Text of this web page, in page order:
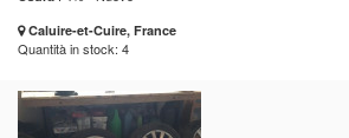
Caluire-et-Cuire, France
Quantità in stock: 4